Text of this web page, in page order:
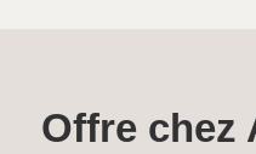
Offre chez